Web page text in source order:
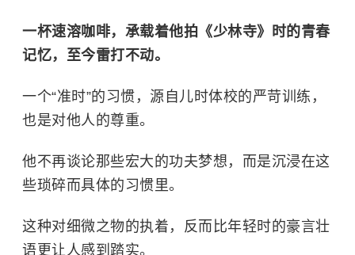
一杯速溶咖啡，承载着他拍《少林寺》时的青春
记忆，至今雷打不动。
一个“准时”的习惯，源自儿时体校的严苛训练，
也是对他人的尊重。
他不再谈论那些宏大的功夫梦想，而是沉浸在这
些琐碎而具体的习惯里。
这种对细微之物的执着，反而比年轻时的豪言壮
语更让人感到踏实。